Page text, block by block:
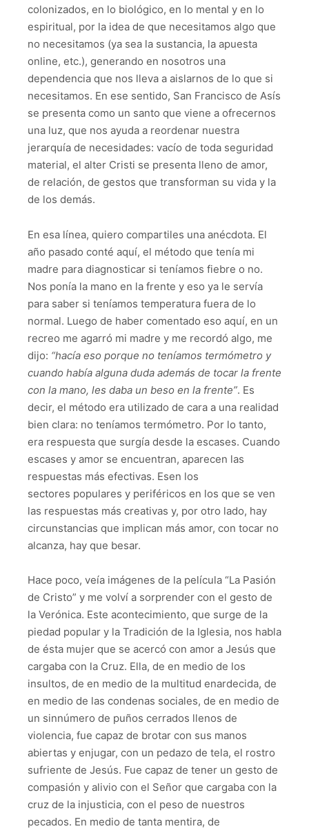
colonizados, en lo biológico, en lo mental y en lo
espiritual, por la idea de que necesitamos algo que
no necesitamos (ya sea la sustancia, la apuesta
online, etc.), generando en nosotros una
dependencia que nos lleva a aislarnos de lo que si
necesitamos. En ese sentido, San Francisco de Asís
se presenta como un santo que viene a ofrecernos
una luz, que nos ayuda a reordenar nuestra
jerarquía de necesidades: vacío de toda seguridad
material, el alter Cristi se presenta lleno de amor,
de relación, de gestos que transforman su vida y la
de los demás.
En esa línea, quiero compartiles una anécdota. El
año pasado conté aquí, el método que tenía mi
madre para diagnosticar si teníamos fiebre o no.
Nos ponía la mano en la frente y eso ya le servía
para saber si teníamos temperatura fuera de lo
normal. Luego de haber comentado eso aquí, en un
recreo me agarró mi madre y me recordó algo, me
dijo: “hacía eso porque no teníamos termómetro y
cuando había alguna duda además de tocar la frente
con la mano, les daba un beso en la frente”. Es
decir, el método era utilizado de cara a una realidad
bien clara: no teníamos termómetro. Por lo tanto,
era respuesta que surgía desde la escases. Cuando
escases y amor se encuentran, aparecen las
respuestas más efectivas. Esen los
sectores populares y periféricos en los que se ven
las respuestas más creativas y, por otro lado, hay
circunstancias que implican más amor, con tocar no
alcanza, hay que besar.
Hace poco, veía imágenes de la película “La Pasión
de Cristo” y me volví a sorprender con el gesto de
la Verónica. Este acontecimiento, que surge de la
piedad popular y la Tradición de la Iglesia, nos habla
de ésta mujer que se acercó con amor a Jesús que
cargaba con la Cruz. Ella, de en medio de los
insultos, de en medio de la multitud enardecida, de
en medio de las condenas sociales, de en medio de
un sinnúmero de puños cerrados llenos de
violencia, fue capaz de brotar con sus manos
abiertas y enjugar, con un pedazo de tela, el rostro
sufriente de Jesús. Fue capaz de tener un gesto de
compasión y alivio con el Señor que cargaba con la
cruz de la injusticia, con el peso de nuestros
pecados. En medio de tanta mentira, de